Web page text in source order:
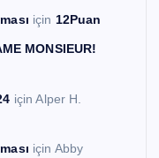
için 12Puan
MONSIEUR!
içinAlper H.
için Abby